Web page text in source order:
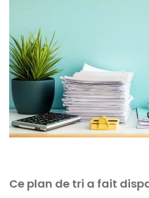
Ce plan de tri a fait